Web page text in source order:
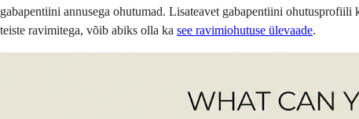
gabapentiini annusega ohutumad. Lisateavet gabapentiini
teiste ravimitega, võib abiks olla ka see ravimiohutuse ülevaade.